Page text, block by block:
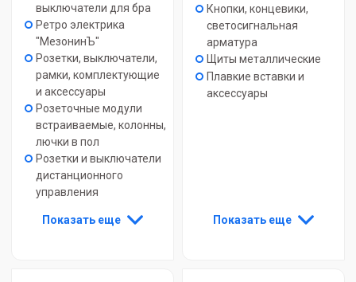
выключатели для бра
Ретро электрика
"МезонинЪ"
Розетки, выключатели,
рамки, комплектующие
и аксессуары
Розеточные модули
встраиваемые, колонны,
лючки в пол
Розетки и выключатели
дистанционного
управления
Показать еще
Кнопки, концевики,
светосигнальная
арматура
Щиты металлические
Плавкие вставки и
аксессуары
Показать еще